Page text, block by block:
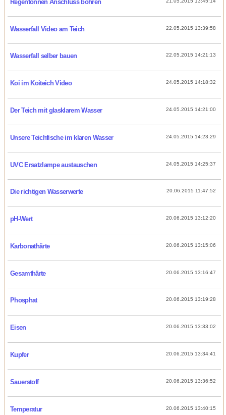
Regentonnen Anschluss bohren
22.05.2015 13:39:58
Wasserfall Video am Teich
22.05.2015 14:21:13
Wasserfall selber bauen
24.05.2015 14:18:32
Koi im Koiteich Video
24.05.2015 14:21:00
Der Teich mit glasklarem Wasser
24.05.2015 14:23:29
Unsere Teichfische im klaren Wasser
24.05.2015 14:25:37
UVC Ersatzlampe austauschen
20.06.2015 11:47:52
Die richtigen Wasserwerte
20.06.2015 13:12:20
pH-Wert
20.06.2015 13:15:06
Karbonathärte
20.06.2015 13:16:47
Gesamthärte
20.06.2015 13:19:28
Phosphat
20.06.2015 13:33:02
Eisen
20.06.2015 13:34:41
Kupfer
20.06.2015 13:36:52
Sauerstoff
20.06.2015 13:40:15
Temperatur